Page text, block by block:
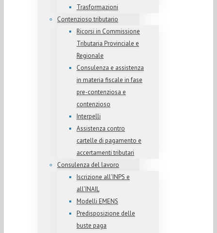
Trasformazioni
Contenzioso tributario
Ricorsi in Commissione
Tributaria Provinciale e
Regionale
Consulenza e assistenza
in materia fiscale in fase
pre-contenziosa e
contenzioso
Interpelli
Assistenza contro
cartelle di pagamento e
accertamenti tributari
Consulenza del lavoro
Iscrizione all’INPS e
all’INAIL
Modelli EMENS
Predisposizione delle
buste paga